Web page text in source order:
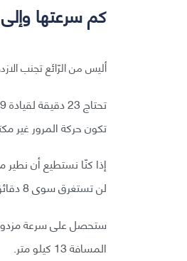
كم سرعتها
أليس من الرّائع تجنب
تكون حركة المرور غير
إذا كنّا نستطيع أن
لن تستغرق سوى 8 دقائق.
المسافة 13 كيلو متر.